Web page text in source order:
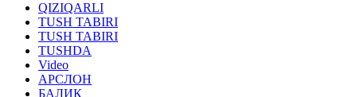
QIZIQARLI
TUSH TABIRI
TUSH TABIRI
TUSHDA
Video
АРСЛОН
БАЛИҚ